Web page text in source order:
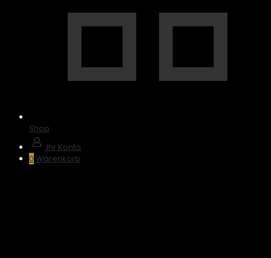
Shop
Ihr Konto
0 Warenkorb